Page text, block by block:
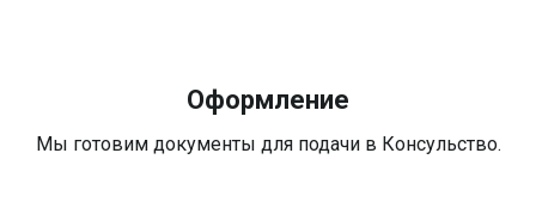
Оформление
Мы готовим документы для подачи в Консульство.